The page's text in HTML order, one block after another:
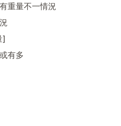
重量不一情況
]
有多